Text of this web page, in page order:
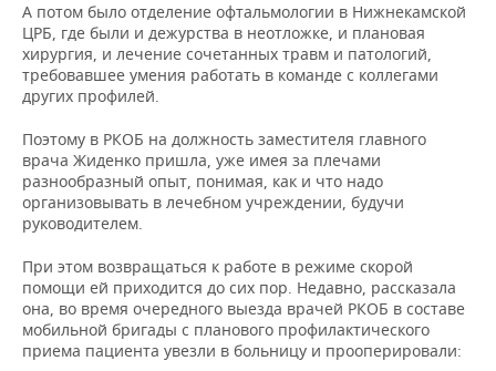
А потом было отделение офтальмологии в Нижнекамской
ЦРБ, где были и дежурства в неотложке, и плановая
хирургия, и лечение сочетанных травм и патологий,
требовавшее умения работать в команде с коллегами
других профилей.
Поэтому в РКОБ на должность заместителя главного
врача Жиденко пришла, уже имея за плечами
разнообразный опыт, понимая, как и что надо
организовывать в лечебном учреждении, будучи
руководителем.
При этом возвращаться к работе в режиме скорой
помощи ей приходится до сих пор. Недавно, рассказала
она, во время очередного выезда врачей РКОБ в составе
мобильной бригады с планового профилактического
приема пациента увезли в больницу и прооперировали: